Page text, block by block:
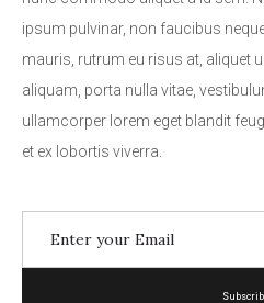
ipsum pulvinar, non faucibus
mauris, rutrum eu risus at, aliquet
aliquam, porta nulla vitae,
ullamcorper lorem eget blandit
et ex lobortis viverra.